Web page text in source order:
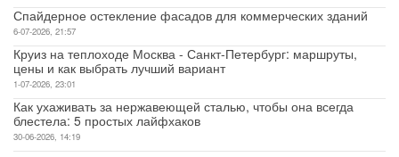
Спайдерное остекление фасадов для коммерческих зданий
6-07-2026, 21:57
Круиз на теплоходе Москва - Санкт-Петербург: маршруты,
цены и как выбрать лучший вариант
1-07-2026, 23:01
Как ухаживать за нержавеющей сталью, чтобы она всегда
блестела: 5 простых лайфхаков
30-06-2026, 14:19